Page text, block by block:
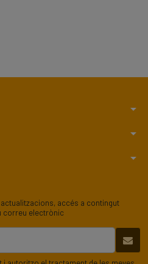
arrow_drop_down
arrow_drop_down
arrow_drop_down
accés a contingut
correu electrònic